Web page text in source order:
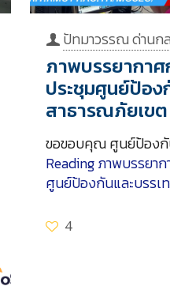
ปัทมาวรรณ ด่านก
ภาพบรรยากา
ประชุมศูนย์ป้อง
สาธารณภัยเขต
ขอขอบคุณ ศูนย์ป้อง
Readingภาพบรรยา
ศูนย์ป้องกันและบรรเ
4